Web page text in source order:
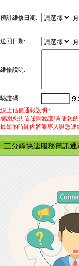
預計維修日期: 月
送回日期: 月
維修說明:
驗證碼:
線上估價通報說明 :
感謝您的信任與愛護!為使您
最短的時間內將派專人與您連
三分鐘快速服務簡訊通